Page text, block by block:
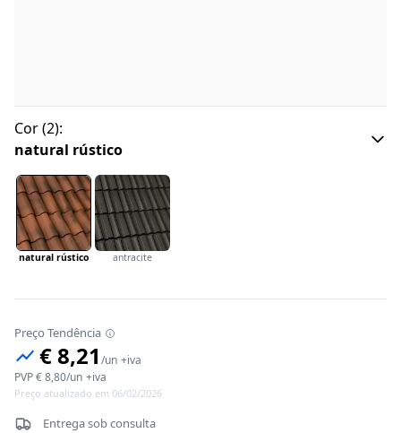
Cor(2):
natural rústico
natural rústico antracite
Preço Tendência
€ 8,21 /un +iva
PVP€ 8,80/un +iva
Preço atualizado em 06/02/2026
Entrega sob consulta